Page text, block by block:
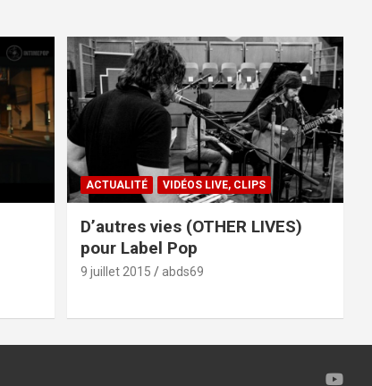
ACTUALITÉ VIDÉOS LIVE, CLIPS
D’autres vies (OTHER LIVES)
pour Label Pop
9 juillet 2015 abds69